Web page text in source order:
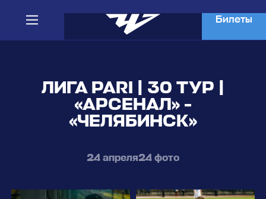
Билеты
ЛИГА PARI | 30 ТУР |
«АРСЕНАЛ» -
«ЧЕЛЯБИНСК»
24 апреля24 фото